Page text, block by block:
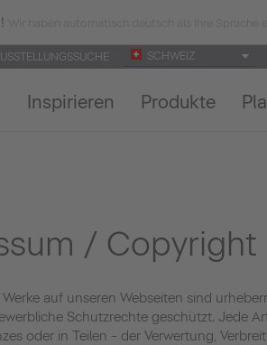
SCHWEIZ
Inspirieren Produkte
/ Copyright
auf unseren Webseiten sind
Schutzrechte geschützt. Jede
oder in Teilen - der Verwertung,